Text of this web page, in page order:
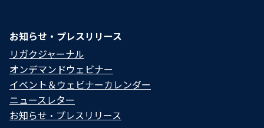
ターで本ソフトウェアを使用した場合、例えば次のよ
うな事故が起きる可能性がありますので、非対応ソフ
トがインストールされたコンピューターでは本ソフト
ウェアを使用しないでください。これに反してご使用
になった場合、リガクは、一切責任を負わないものと
します。
お知らせ・プレスリリース
リガクジャーナル
オンデマンドウェビナー
イベント＆ウェビナーカレンダー
ニュースレター
お知らせ・プレスリリース